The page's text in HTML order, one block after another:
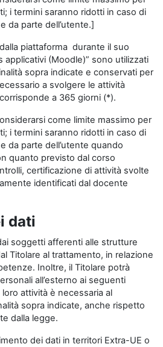
i termini saranno ridotti in caso di
da parte dell’utente.]
piattaforma durante il suo
applicativi (Moodle)” sono utilizzati
sopra indicate e conservati per
a svolgere le attività
a 365 giorni (*).
come limite massimo per
i termini saranno ridotti in caso di
da parte dell’utente quando
quanto previsto dal corso
certificazione di attività svolte
identificati dal docente
dati
soggetti afferenti alle strutture
Titolare al trattamento, in relazione
Inoltre, il Titolare potrà
all’esterno ai seguenti
attività è necessaria al
sopra indicate, anche rispetto
dalla legge.
dei dati in territori Extra-UE o